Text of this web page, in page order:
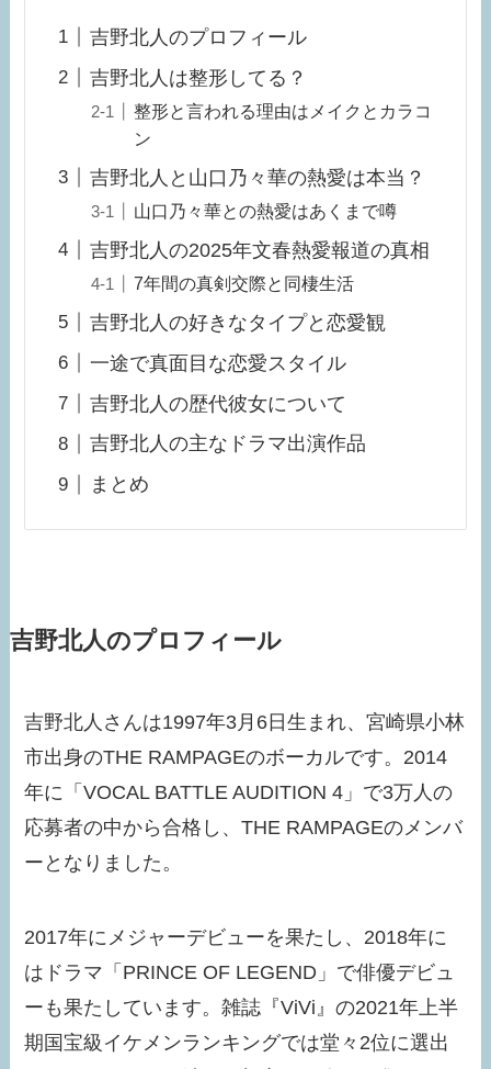
吉野北人のプロフィール
吉野北人は整形してる？
整形と言われる理由はメイクとカラコ
ン
吉野北人と山口乃々華の熱愛は本当？
山口乃々華との熱愛はあくまで噂
吉野北人の2025年文春熱愛報道の真相
7年間の真剣交際と同棲生活
吉野北人の好きなタイプと恋愛観
一途で真面目な恋愛スタイル
吉野北人の歴代彼女について
吉野北人の主なドラマ出演作品
まとめ
吉野北人のプロフィール
吉野北人さんは1997年3月6日生まれ、宮崎県小林
市出身のTHE RAMPAGEのボーカルです。2014
年に「VOCAL BATTLE AUDITION 4」で3万人の
応募者の中から合格し、THE RAMPAGEのメンバ
ーとなりました。
2017年にメジャーデビューを果たし、2018年に
はドラマ「PRINCE OF LEGEND」で俳優デビュ
ーも果たしています。雑誌『ViVi』の2021年上半
期国宝級イケメンランキングでは堂々2位に選出